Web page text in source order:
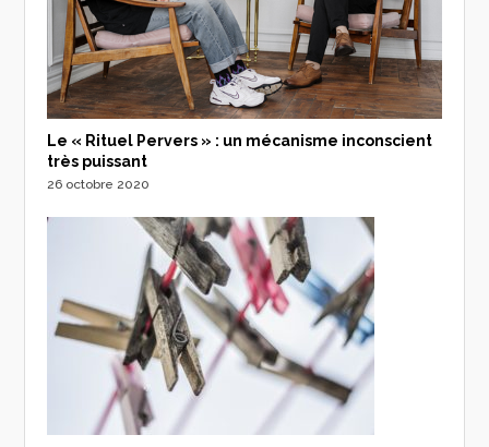
Le « Rituel Pervers » : un mécanisme inconscient
très puissant
26 octobre 2020